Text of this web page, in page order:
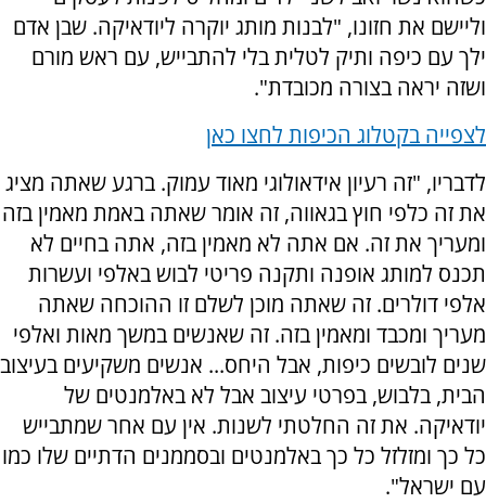
וליישם את חזונו, "לבנות מותג יוקרה ליודאיקה. שבן אדם
ילך עם כיפה ותיק לטלית בלי להתבייש, עם ראש מורם
ושזה יראה בצורה מכובדת".
לצפייה בקטלוג הכיפות לחצו כאן
לדבריו, "זה רעיון אידאולוגי מאוד עמוק. ברגע שאתה מציג
את זה כלפי חוץ בגאווה, זה אומר שאתה באמת מאמין בזה
ומעריך את זה. אם אתה לא מאמין בזה, אתה בחיים לא
תכנס למותג אופנה ותקנה פריטי לבוש באלפי ועשרות
אלפי דולרים. זה שאתה מוכן לשלם זו ההוכחה שאתה
מעריך ומכבד ומאמין בזה. זה שאנשים במשך מאות ואלפי
שנים לובשים כיפות, אבל היחס... אנשים משקיעים בעיצוב
הבית, בלבוש, בפרטי עיצוב אבל לא באלמנטים של
יודאיקה. את זה החלטתי לשנות. אין עם אחר שמתבייש
כל כך ומזלזל כל כך באלמנטים ובסממנים הדתיים שלו כמו
עם ישראל".